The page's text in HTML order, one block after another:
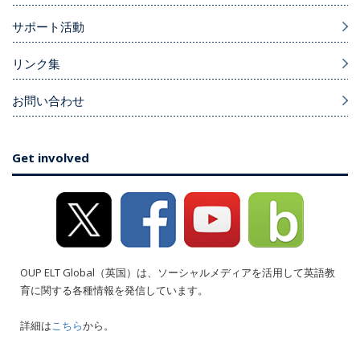
サポート活動
リンク集
お問い合わせ
Get involved
OUP ELT Global（英国）は、ソーシャルメディアを活用して英語教
育に関する各種情報を発信しています。
詳細はこちらから。